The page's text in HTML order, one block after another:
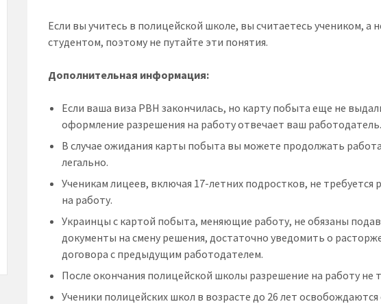
Если вы учитесь в полицейской школе, вы считаетесь учеником, а
студентом, поэтому не путайте эти понятия.
Дополнительная информация:
Если ваша виза PBH закончилась, но карту побыта еще не
оформление разрешения на работу отвечает ваш работодатель.
В случае ожидания карты побыта вы можете продолжать
легально.
Ученикам лицеев, включая 17-летних подростков, не требуется
на работу.
Украинцы с картой побыта, меняющие работу, не обязаны
документы на смену решения, достаточно уведомить о
договора с предыдущим работодателем.
После окончания полицейской школы разрешение на работу не
Ученики полицейских школ в возрасте до 26 лет